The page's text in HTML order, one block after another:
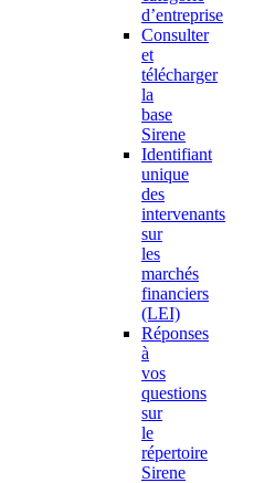
d’entreprise
Consulter
et
télécharger
la
base
Sirene
Identifiant
unique
des
intervenants
sur
les
marchés
financiers
(LEI)
Réponses
à
vos
questions
sur
le
répertoire
Sirene